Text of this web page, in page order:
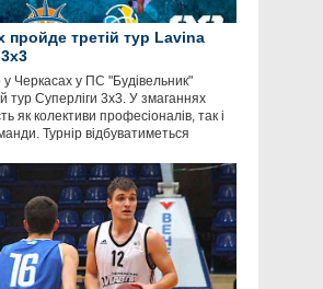
пройде третій тур Lavina
Черкасах у ПС "Будівельник"
тур Суперліги 3х3. У змаганнях
як колективи професіоналів, так і
Турнір відбуватиметься